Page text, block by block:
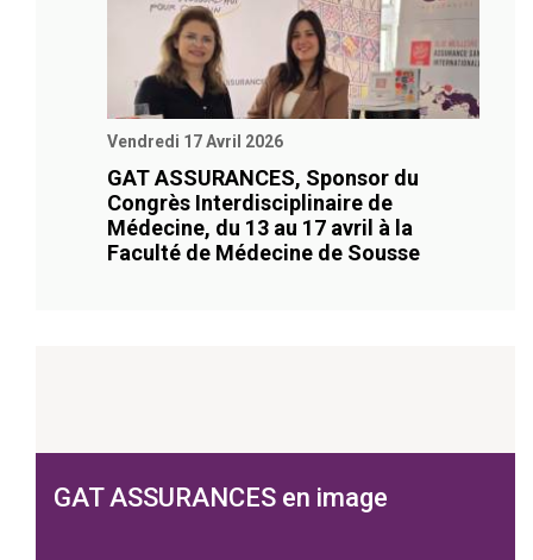
Vendredi 17 Avril 2026
GAT ASSURANCES, Sponsor du
Congrès Interdisciplinaire de
Médecine, du 13 au 17 avril à la
Faculté de Médecine de Sousse
GAT ASSURANCES en image